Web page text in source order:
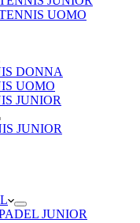
UOMO
DONNA
UOMO
JUNIOR
JUNIOR
JUNIOR